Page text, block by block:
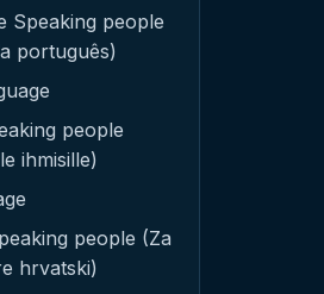
Speaking people
português)
people
ihmisille)
people (Za
hrvatski)